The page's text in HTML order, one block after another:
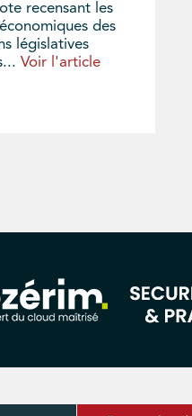
recensant les
des
législatives
Voir l'article